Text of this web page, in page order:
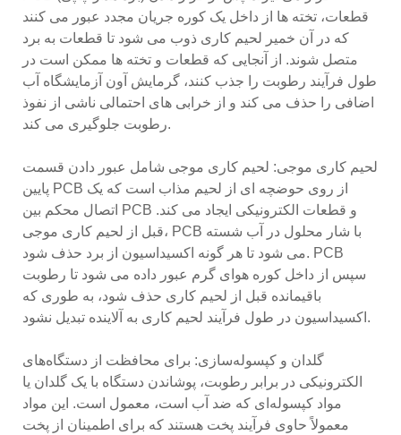
قطعات، تخته ها از داخل یک کوره جریان مجدد عبور می کنند
که در آن خمیر لحیم کاری ذوب می شود تا قطعات به برد
متصل شوند. از آنجایی که قطعات و تخته ها ممکن است در
طول فرآیند رطوبت را جذب کنند، گرمایش آون آزمایشگاه آب
اضافی را حذف می کند و از خرابی های احتمالی ناشی از نفوذ
رطوبت جلوگیری می کند.
لحیم کاری موجی: لحیم کاری موجی شامل عبور دادن قسمت
پایین PCB از روی حوضچه ای از لحیم مذاب است که یک
اتصال محکم بین PCB و قطعات الکترونیکی ایجاد می کند.
قبل از لحیم کاری موجی، PCB با شار محلول در آب شسته
می شود تا هر گونه اکسیداسیون از برد حذف شود. PCB
سپس از داخل کوره هوای گرم عبور داده می شود تا رطوبت
باقیمانده قبل از لحیم کاری حذف شود، به طوری که
اکسیداسیون در طول فرآیند لحیم کاری به آلاینده تبدیل نشود.
گلدان و کپسوله‌سازی: برای محافظت از دستگاه‌های
الکترونیکی در برابر رطوبت، پوشاندن دستگاه با یک گلدان یا
مواد کپسوله‌ای که ضد آب است، معمول است. این مواد
معمولاً حاوی فرآیند پخت هستند که برای اطمینان از پخت